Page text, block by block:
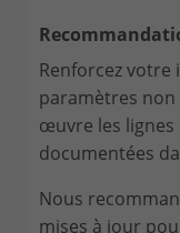
Renforcez
paramètres
œuvre les
documentées
Nous
mises à jour